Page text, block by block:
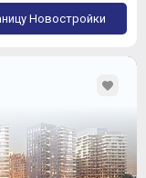
Новостройки